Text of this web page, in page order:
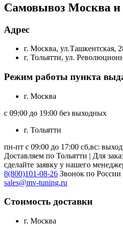
Самовывоз Москва и
Адрес
г. Москва, ул.Ташкентская,
г. Тольятти, ул.
Режим работы пункта
г. Москва
с 09:00 до 19:00 без выходных
г. Тольятти
пн-пт с 09:00 до 17:00 сб,вс:
Доставляем по Тольятти | Для
сделайте заявку у нашего
8(800)101-08-26 Звонок по
sales@mv-tuning.ru
Стоимость доставки
г. Москва